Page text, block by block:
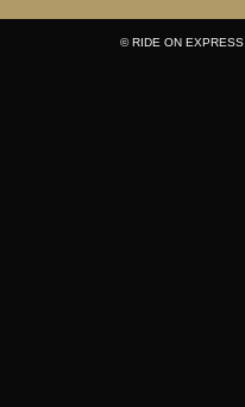
© RIDE ON